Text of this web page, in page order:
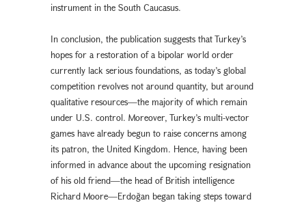
instrument in the South Caucasus.
In conclusion, the publication suggests that Turkey’s
hopes for a restoration of a bipolar world order
currently lack serious foundations, as today’s global
competition revolves not around quantity, but around
qualitative resources—the majority of which remain
under U.S. control. Moreover, Turkey’s multi-vector
games have already begun to raise concerns among
its patron, the United Kingdom. Hence, having been
informed in advance about the upcoming resignation
of his old friend—the head of British intelligence
Richard Moore—Erdoğan began taking steps toward